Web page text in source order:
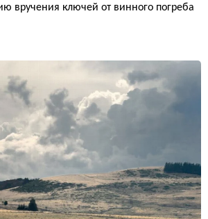
вручения ключей от винного погреба